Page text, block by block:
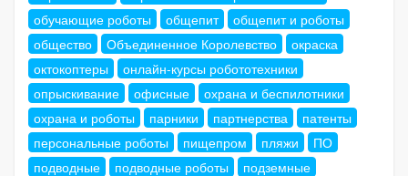
обучающие роботы
общепит
общепит и роботы
общество
Объединенное Королевство
окраска
октокоптеры
онлайн-курсы робототехники
опрыскивание
офисные
охрана и беспилотники
охрана и роботы
парники партнерства
патенты
персональные роботы
пищепром пляжи
ПО
подводные
подводные роботы
подземные